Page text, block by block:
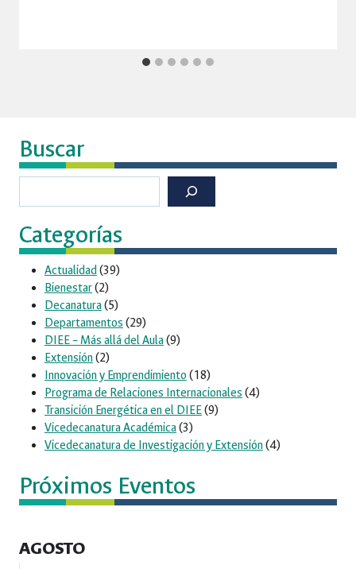
Buscar
Categorías
Actualidad(39)
Bienestar(2)
Decanatura(5)
Departamentos (29)
DIEE – Más allá del Aula(9)
Extensión(2)
Innovación y Emprendimiento (18)
Programa de Relaciones Internacionales (4)
Transición Energética en el DIEE(9)
Vicedecanatura Académica(3)
Vicedecanatura de Investigación y Extensión(4)
Próximos Eventos
AGOSTO